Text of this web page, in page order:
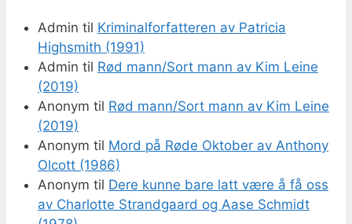
Admin til Kriminalforfatteren av Patricia
Highsmith (1991)
Admin til Rød mann/Sort mann av Kim Leine
(2019)
Anonym til Rød mann/Sort mann av Kim Leine
(2019)
Anonym til Mord på Røde Oktober av Anthony
Olcott (1986)
Anonym til Dere kunne bare latt være å få oss
av Charlotte Strandgaard og Aase Schmidt